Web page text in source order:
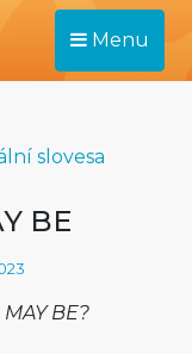
Menu
slovesa
BE
BE?